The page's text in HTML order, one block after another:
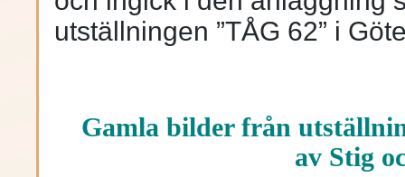
utställningen ”TÅG 62” i
Gamla bilder från
av Stig